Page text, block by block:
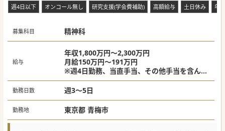
週4日以下 オンコール無し 研究支援(学会費補助) 高額給与 土日休み 年
募集科目 精神科
給与
年収1,800万円～2,300万円
月給150万円～191万円
※週4日勤務、当直手当、その他手当を含んだ
モデル年収。
勤務日数 週3～5日
勤務地 東京都 青梅市